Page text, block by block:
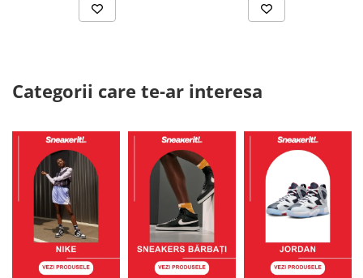
Categorii care te-ar interesa